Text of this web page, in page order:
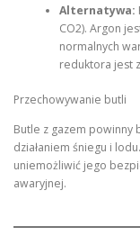
Alternatywa:
CO2). Argon
normalnych
reduktora jest
Przechowywanie butli
Butle z gazem
działaniem śniegu i
uniemożliwić jego
awaryjnej.